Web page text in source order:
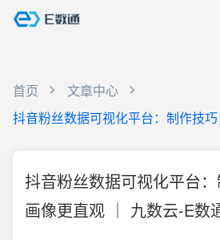
首页
文章中心
抖音粉丝数据可视化平台：制作技
抖音粉丝数据可视化平台
画像更直观 ｜ 九数云-E数